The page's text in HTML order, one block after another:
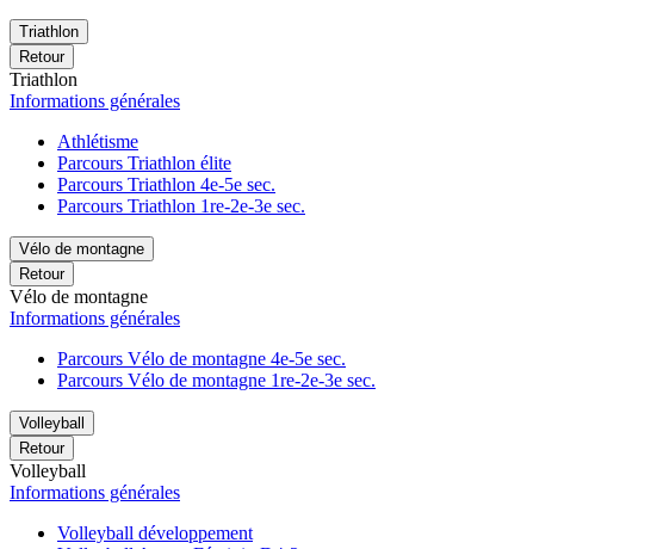
Triathlon
Retour
Triathlon
Informations générales
Athlétisme
Parcours Triathlon élite
Parcours Triathlon 4e-5e sec.
Parcours Triathlon 1re-2e-3e sec.
Vélo de montagne
Retour
Vélo de montagne
Informations générales
Parcours Vélo de montagne 4e-5e sec.
Parcours Vélo de montagne 1re-2e-3e sec.
Volleyball
Retour
Volleyball
Informations générales
Volleyball développement